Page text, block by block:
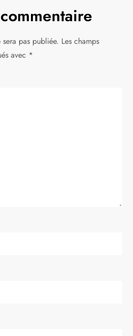
sera pas publiée. Les champs
avec *